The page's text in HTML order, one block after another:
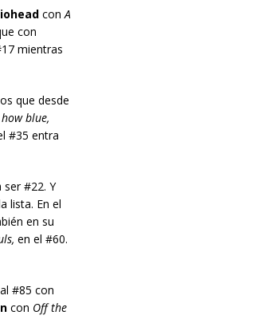
con A
con
mientras
que desde
blue,
#35 entra
#22. Y
lista. En el
en su
en el #60.
#85 con
con Off the